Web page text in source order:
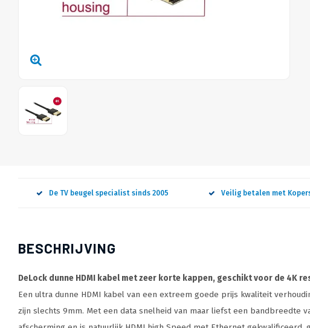
De TV beugel specialist sinds 2005 Veilig betalen met
BESCHRIJVING
DeLock dunne HDMI kabel met zeer korte kappen, geschikt voor de 4K
Een ultra dunne HDMI kabel van een extreem goede prijs kwaliteit
zijn slechts 9mm. Met een data snelheid van maar liefst een bandbreedte